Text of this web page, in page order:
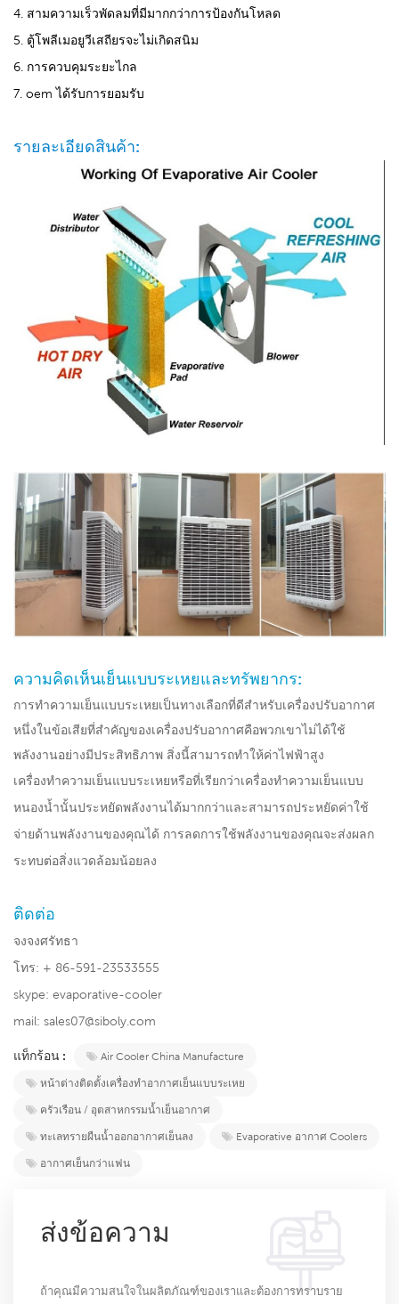
4. สามความเร็วพัดลมที่มีมากกว่าการป้องกันโหลด
5. ตู้โพลีเมอยูวีเสถียรจะไม่เกิดสนิม
6. การควบคุมระยะไกล
7. oem ได้รับการยอมรับ
รายละเอียดสินค้า:
ความคิดเห็นเย็นแบบระเหยและทรัพยากร:
การทำความเย็นแบบระเหยเป็นทางเลือกที่ดีสำหรับเครื่องปรับอากาศ
หนึ่งในข้อเสียที่สำคัญของเครื่องปรับอากาศคือพวกเขาไม่ได้ใช้
พลังงานอย่างมีประสิทธิภาพ สิ่งนี้สามารถทำให้ค่าไฟฟ้าสูง
เครื่องทำความเย็นแบบระเหยหรือที่เรียกว่าเครื่องทำความเย็นแบบ
หนองน้ำนั้นประหยัดพลังงานได้มากกว่าและสามารถประหยัดค่าใช้
จ่ายด้านพลังงานของคุณได้ การลดการใช้พลังงานของคุณจะส่งผลก
ระทบต่อสิ่งแวดล้อมน้อยลง
ติดต่อ
จงจงศรัทธา
โทร: + 86-591-23533555
skype: evaporative-cooler
mail: sales07@siboly.com
แท็กร้อน :
Air Cooler China Manufacture
หน้าต่างติดตั้งเครื่องทำอากาศเย็นแบบระเหย
ครัวเรือน / อุตสาหกรรมน้ำเย็นอากาศ
ทะเลทรายผืนน้ำออกอากาศเย็นลง
Evaporative อากาศ Coolers
อากาศเย็นกว่าแฟน
ส่งข้อความ
ถ้าคุณมีความสนใจในผลิตภัณฑ์ของเราและต้องการทราบราย